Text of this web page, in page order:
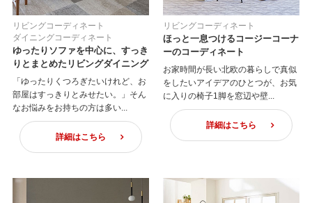
リビングコーディネート
ダイニングコーディネート
ゆったりソファを中心に、すっき
りとまとめたリビングダイニング
「ゆったりくつろぎたいけれど、お
部屋はすっきりとみせたい。」そん
なお悩みをお持ちの方は多い...
詳細はこちら
リビングコーディネート
ほっと一息つけるコージーコーナ
ーのコーディネート
お家時間が長い北欧の暮らしで真似
をしたいアイデアのひとつが、お気
に入りの椅子1脚を窓辺や壁...
詳細はこちら